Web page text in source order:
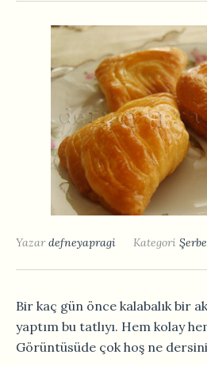
Yazardefneyapragi Kategori
Bir kaç gün önce kalabalık bir
yaptım bu tatlıyı. Hem kolay
Görüntüsüde çok hoş ne